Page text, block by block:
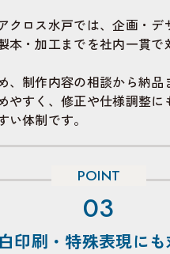
クロス水戸では、企画・デ
本・加工までを社内一貫で
、制作内容の相談から納品
やすく、修正や仕様調整に
い体制です。
白印刷・特殊表現に